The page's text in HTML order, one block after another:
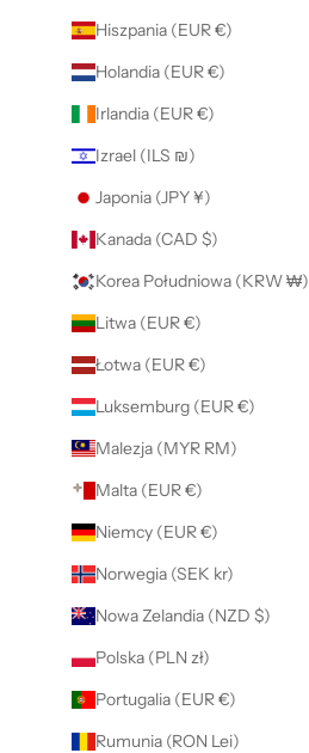
Hiszpania (EUR €)
Holandia (EUR €)
Irlandia (EUR €)
Izrael (ILS ₪)
Japonia (JPY ¥)
Kanada (CAD $)
Korea Południowa (KRW ₩)
Litwa (EUR €)
Łotwa (EUR €)
Luksemburg (EUR €)
Malezja (MYR RM)
Malta (EUR €)
Niemcy (EUR €)
Norwegia (SEK kr)
Nowa Zelandia (NZD $)
Polska (PLN zł)
Portugalia (EUR €)
Rumunia (RON Lei)